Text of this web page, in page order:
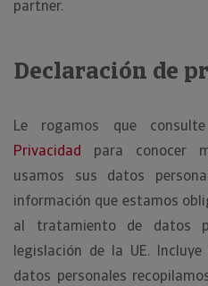
partner.
Declaración de
Le rogamos que
Privacidad para conocer
usamos sus datos
información que estamos
al tratamiento de datos
legislación de la UE.
datos personales